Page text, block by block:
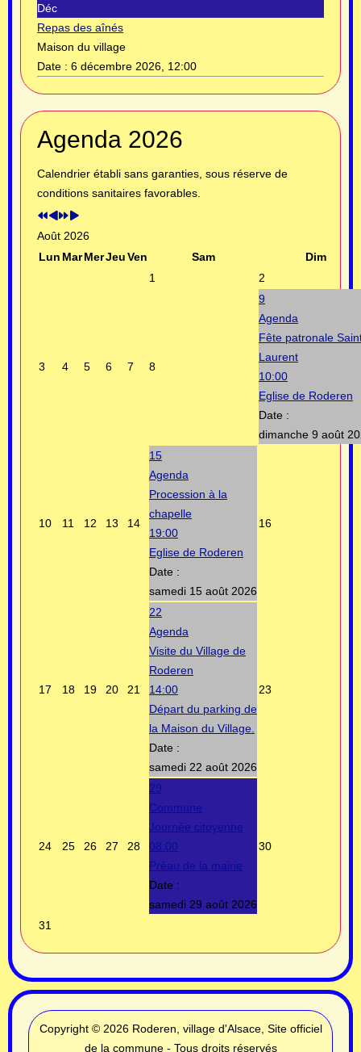
Déc
Repas des aînés
Maison du village
Date : 6 décembre 2026, 12:00
Agenda 2026
Calendrier établi sans garanties, sous réserve de
conditions sanitaires favorables.
Année
précédente
précédent
suivante
suivant
Août 2026
Lun MarMerJeuVen Sam
Dim
1
2
3 4 5 6 7 8
9
Agenda
Fête patronale
Laurent
10:00
Eglise de Roderen
Date :
dimanche 9 août
10 11 12 13 14
15
Agenda
Procession à la
chapelle
19:00
Eglise de Roderen
Date :
samedi 15 août 2026
16
17 18 19 20 21
22
Agenda
Visite du Village de
Roderen
14:00
Départ du parking de
la Maison du Village.
Date :
samedi 22 août 2026
23
24 25 26 27 28
29
Commune
Journée citoyenne
08:00
Préau de la mairie
Date :
samedi 29 août 2026
30
31
Copyright © 2026 Roderen, village d'Alsace, Site officiel
de la commune - Tous droits réservés